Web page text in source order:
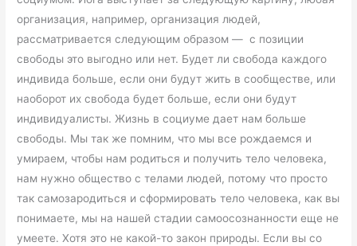
организация, например, организация людей,
рассматривается следующим образом — с позиции
свободы это выгодно или нет. Будет ли свобода каждого
индивида больше, если они будут жить в сообществе, или
наоборот их свобода будет больше, если они будут
индивидуалисты. Жизнь в социуме дает нам больше
свободы. Мы так же помним, что мы все рождаемся и
умираем, чтобы нам родиться и получить тело человека,
нам нужно общество с телами людей, потому что просто
так самозародиться и сформировать тело человека, как вы
понимаете, мы на нашей стадии самоосознанности еще не
умеете. Хотя это не какой-то закон природы. Если вы со